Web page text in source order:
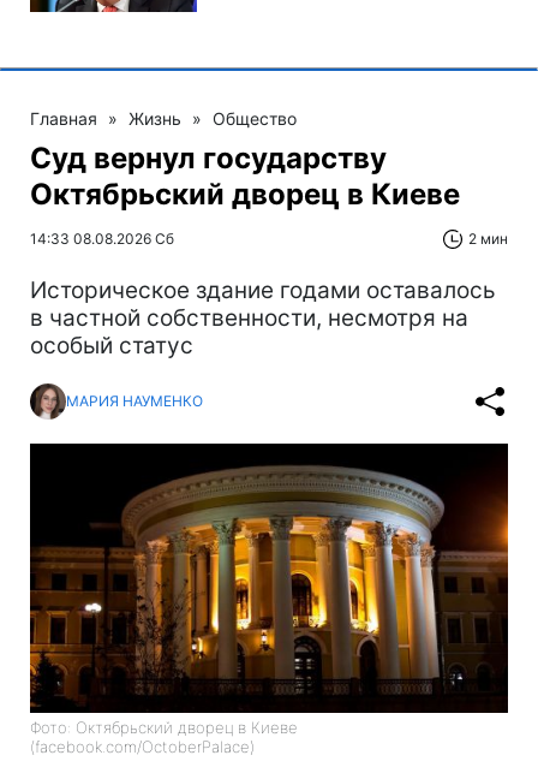
Главная » Жизнь » Общество
Суд вернул государству
Октябрьский дворец в Киеве
14:33 08.08.2026 Сб 2 мин
Историческое здание годами оставалось
в частной собственности, несмотря на
особый статус
МАРИЯ НАУМЕНКО
Фото: Октябрьский дворец в Киеве
(facebook.com/OctoberPalace)